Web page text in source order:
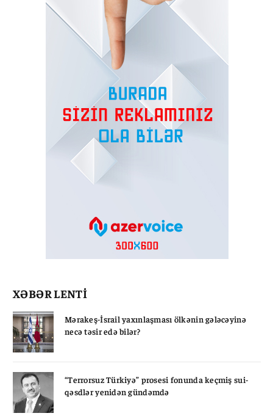
XƏBƏR LENTİ
Mərakeş-İsrail yaxınlaşması ölkənin gələcəyinə
necə təsir edə bilər?
“Terrorsuz Türkiyə” prosesi fonunda keçmiş sui-
qəsdlər yenidən gündəmdə